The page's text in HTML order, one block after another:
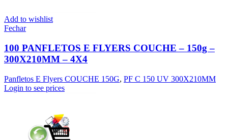
Add to wishlist
Fechar
100 PANFLETOS E FLYERS COUCHE – 150g –
300X210MM – 4X4
Panfletos E Flyers COUCHE 150G, PF C 150 UV 300X210MM
Login to see prices